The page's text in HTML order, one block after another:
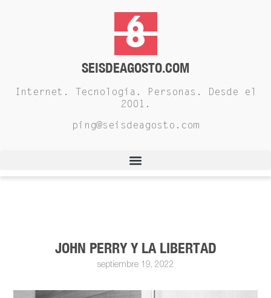
SEISDEAGOSTO.COM
Internet. Tecnología. Personas. Desde el
2001.
ping@seisdeagosto.com
JOHN PERRY Y LA LIBERTAD
septiembre 19, 2022